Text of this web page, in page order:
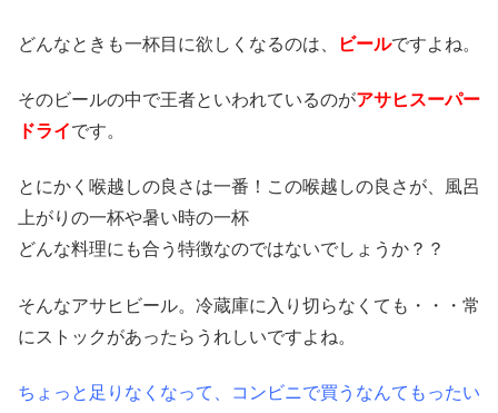
どんなときも一杯目に欲しくなるのは、 ビールですよね。
そのビールの中で王者といわれているのがアサヒスーパー
ドライです。
とにかく喉越しの良さは一番！この喉越しの良さが、風呂
上がりの一杯や暑い時の一杯
どんな料理にも合う特徴なのではないでしょうか？？
そんなアサヒビール。冷蔵庫に入り切らなくても・・・常
にストックがあったらうれしいですよね。
ちょっと足りなくなって、コンビニで買うなんてもったい